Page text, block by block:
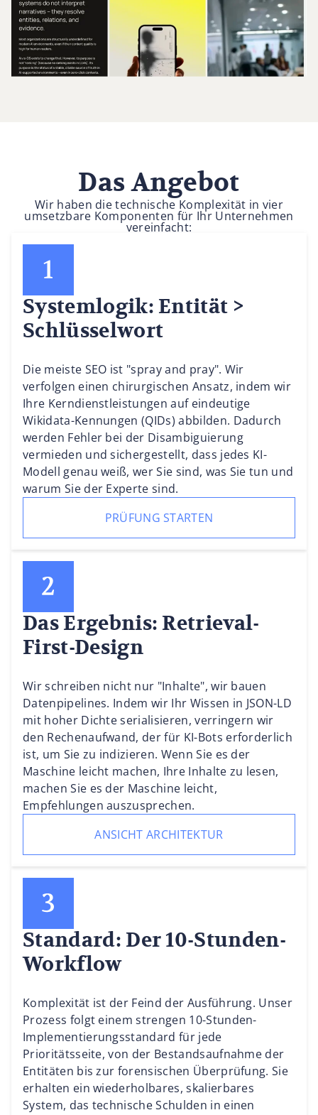
Das Angebot
Wir haben die technische Komplexität in vier
umsetzbare Komponenten für Ihr Unternehmen
vereinfacht:
Systemlogik: Entität >
Schlüsselwort
Die meiste SEO ist "spray and pray". Wir
verfolgen einen chirurgischen Ansatz, indem wir
Ihre Kerndienstleistungen auf eindeutige
Wikidata-Kennungen (QIDs) abbilden. Dadurch
werden Fehler bei der Disambiguierung
vermieden und sichergestellt, dass jedes KI-
Modell genau weiß, wer Sie sind, was Sie tun und
warum Sie der Experte sind.
PRÜFUNG STARTEN
Das Ergebnis: Retrieval-
First-Design
Wir schreiben nicht nur "Inhalte", wir bauen
Datenpipelines. Indem wir Ihr Wissen in JSON-LD
mit hoher Dichte serialisieren, verringern wir
den Rechenaufwand, der für KI-Bots erforderlich
ist, um Sie zu indizieren. Wenn Sie es der
Maschine leicht machen, Ihre Inhalte zu lesen,
machen Sie es der Maschine leicht,
Empfehlungen auszusprechen.
ANSICHT ARCHITEKTUR
Standard: Der 10-Stunden-
Workflow
Komplexität ist der Feind der Ausführung. Unser
Prozess folgt einem strengen 10-Stunden-
Implementierungsstandard für jede
Prioritätsseite, von der Bestandsaufnahme der
Entitäten bis zur forensischen Überprüfung. Sie
erhalten ein wiederholbares, skalierbares
System, das technische Schulden in einen